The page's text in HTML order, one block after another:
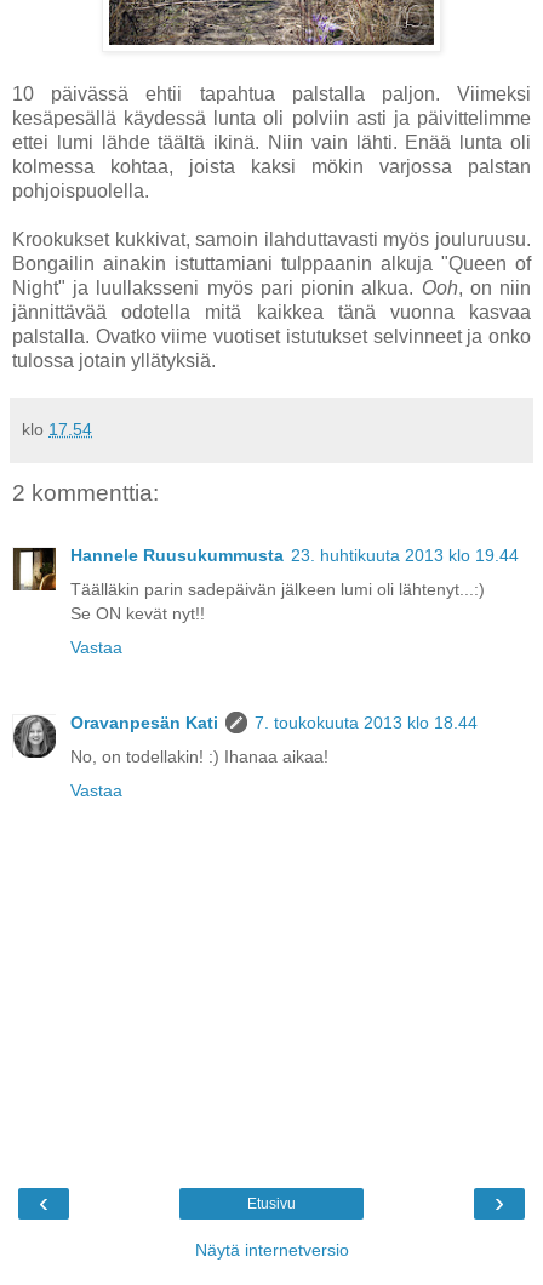
10 päivässä ehtii tapahtua palstalla paljon. Viimeksi
kesäpesällä käydessä lunta oli polviin asti ja päivittelimme
ettei lumi lähde täältä ikinä. Niin vain lähti. Enää lunta oli
kolmessa kohtaa, joista kaksi mökin varjossa palstan
pohjoispuolella.
Krookukset kukkivat, samoin ilahduttavasti myös jouluruusu.
Bongailin ainakin istuttamiani tulppaanin alkuja "Queen of
Night" ja luullaksseni myös pari pionin alkua. Ooh, on niin
jännittävää odotella mitä kaikkea tänä vuonna kasvaa
palstalla. Ovatko viime vuotiset istutukset selvinneet ja onko
tulossa jotain yllätyksiä.
klo 17.54
2 kommenttia:
Hannele Ruusukummusta 23. huhtikuuta 2013 klo 19.44
Täälläkin parin sadepäivän jälkeen lumi oli lähtenyt...:)
Se ON kevät nyt!!
Vastaa
Oravanpesän Kati
7. toukokuuta 2013 klo 18.44
No, on todellakin! :) Ihanaa aikaa!
Vastaa
‹ ›
Etusivu
Näytä internetversio